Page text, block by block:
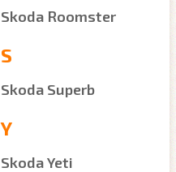
Skoda Roomster
S
Skoda Superb
Y
Skoda Yeti